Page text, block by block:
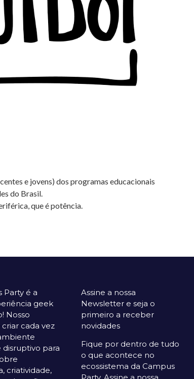
e jovens) dos programas educacionais
do Brasil.
que é potência.
Party é a
geek
Nosso
cada vez
disruptivo para
criatividade,
Assine a nossa
Newsletter e seja o
primeiro a receber
novidades
Fique por dentro de tudo
o que acontece no
ecossistema da Campus